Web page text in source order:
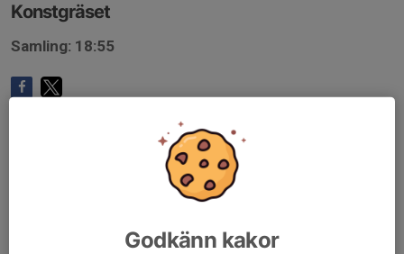
Konstgräset
Samling: 18:55
Godkänn kakor